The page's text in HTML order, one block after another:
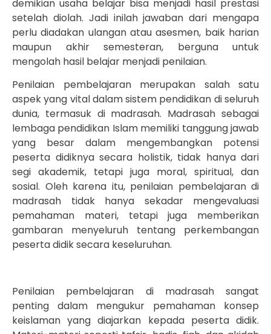
demikian usaha belajar bisa menjadi hasil prestasi
setelah diolah. Jadi inilah jawaban dari mengapa
perlu diadakan ulangan atau asesmen, baik harian
maupun akhir semesteran, berguna untuk
mengolah hasil belajar menjadi penilaian.
Penilaian pembelajaran merupakan salah satu
aspek yang vital dalam sistem pendidikan di seluruh
dunia, termasuk di madrasah. Madrasah sebagai
lembaga pendidikan Islam memiliki tanggung jawab
yang besar dalam mengembangkan potensi
peserta didiknya secara holistik, tidak hanya dari
segi akademik, tetapi juga moral, spiritual, dan
sosial. Oleh karena itu, penilaian pembelajaran di
madrasah tidak hanya sekadar mengevaluasi
pemahaman materi, tetapi juga memberikan
gambaran menyeluruh tentang perkembangan
peserta didik secara keseluruhan.
Penilaian pembelajaran di madrasah sangat
penting dalam mengukur pemahaman konsep
keislaman yang diajarkan kepada peserta didik.